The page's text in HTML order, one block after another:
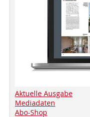
Aktuelle Ausgabe
Mediadaten
Abo-Shop